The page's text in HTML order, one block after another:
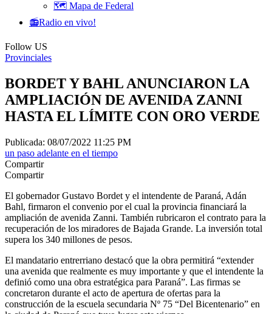
🗺️ Mapa de Federal
📻Radio en vivo!
Follow US
Provinciales
BORDET Y BAHL ANUNCIARON LA
AMPLIACIÓN DE AVENIDA ZANNI
HASTA EL LÍMITE CON ORO VERDE
Publicada: 08/07/2022 11:25 PM
un paso adelante en el tiempo
Compartir
Compartir
El gobernador Gustavo Bordet y el intendente de Paraná, Adán
Bahl, firmaron el convenio por el cual la provincia financiará la
ampliación de avenida Zanni. También rubricaron el contrato para la
recuperación de los miradores de Bajada Grande. La inversión total
supera los 340 millones de pesos.
El mandatario entrerriano destacó que la obra permitirá “extender
una avenida que realmente es muy importante y que el intendente la
definió como una obra estratégica para Paraná”. Las firmas se
concretaron durante el acto de apertura de ofertas para la
construcción de la escuela secundaria Nº 75 “Del Bicentenario” en